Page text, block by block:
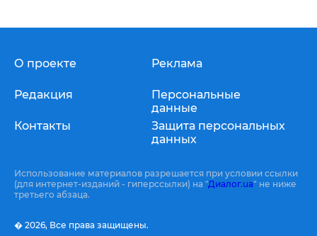
О проекте
Редакция
Контакты
Реклама
Персональные
данные
Защита персональных
данных
Использование материалов разрешается при условии ссылки
(для интернет-изданий - гиперссылки) на "Диалог.ua" не ниже
третьего абзаца.
� 2026, Все права защищены.